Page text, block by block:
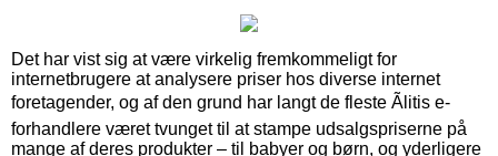
Det har vist sig at være virkelig fremkommeligt for
internetbrugere at analysere priser hos diverse internet
foretagender, og af den grund har langt de fleste Ãlitis e-
forhandlere været tvunget til at stampe udsalgspriserne på
mange af deres produkter – til babyer og børn, og yderligere